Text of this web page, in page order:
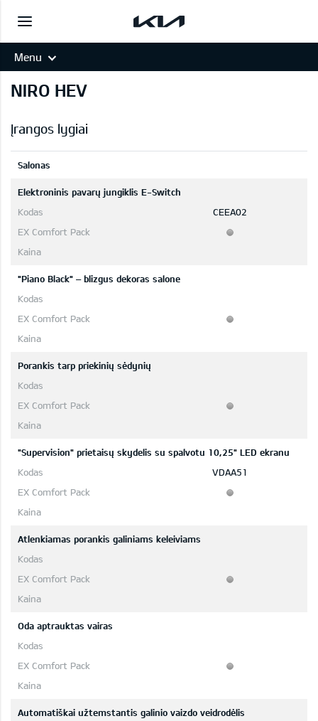
Menu
NIRO HEV
Įrangos lygiai
Salonas
Elektroninis pavarų jungiklis E-Switch
CEEA02
"Piano Black" – blizgus dekoras salone
Porankis tarp priekinių sėdynių
"Supervision" prietaisų skydelis su spalvotu 10,25" LED ekranu
VDAA51
Atlenkiamas porankis galiniams keleiviams
Oda aptrauktas vairas
Automatiškai užtemstantis galinio vaizdo veidrodėlis